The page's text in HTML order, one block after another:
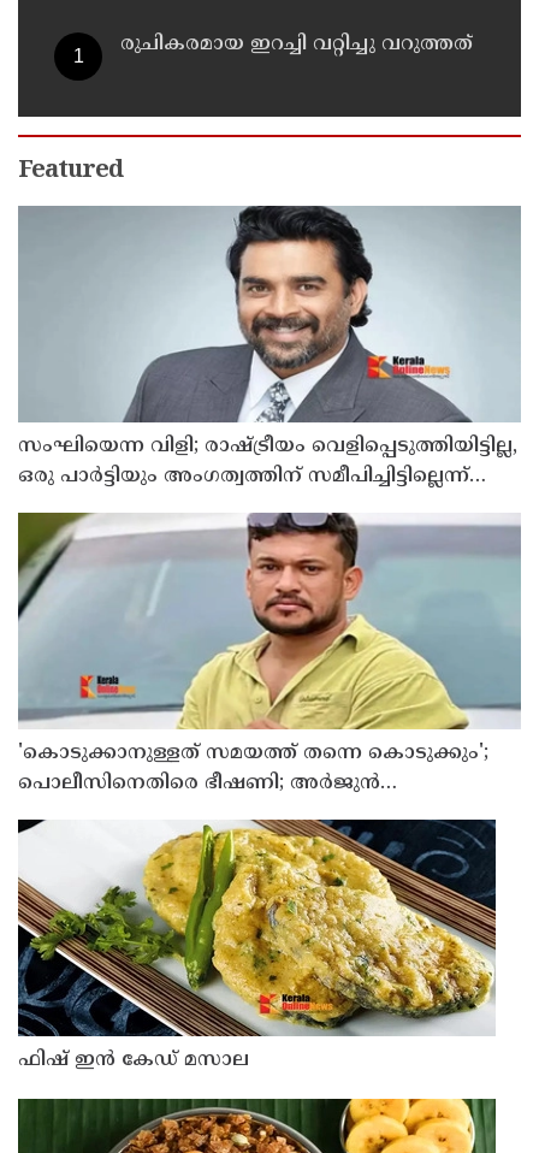
രുചികരമായ ഇറച്ചി വറ്റിച്ചു വറുത്തത്
Featured
സംഘിയെന്ന വിളി; രാഷ്ട്രീയം വെളിപ്പെടുത്തിയിട്ടില്ല,
ഒരു പാര്‍ട്ടിയും അംഗത്വത്തിന് സമീപിച്ചിട്ടില്ലെന്ന്
'കൊടുക്കാനുള്ളത് സമയത്ത് തന്നെ കൊടുക്കും';
പൊലീസിനെതിരെ ഭീഷണി; അർജുൻ
ഫിഷ് ഇൻ കേഡ് മസാല